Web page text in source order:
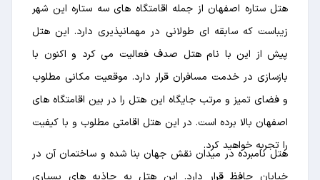
هتل ستاره اصفهان از جمله اقامتگاه های سه ستاره این شهر
زیباست که سابقه ای طولانی در مهمانپذیری دارد. این هتل
پیش از این با نام هتل صدف فعالیت می کرد و اکنون با
بازسازی در خدمت مسافران قرار دارد. موقعیت مکانی مطلوب
و فضای تمیز و مرتب جایگاه این هتل را در بین اقامتگاه های
اصفهان بالا برده است. در این هتل اقامتی مطلوب و با کیفیت
را تجربه خواهید کرد.
هتل نامبرده در میدان نقش جهان بنا شده و ساختمان آن در
خیابان حافظ قرار دارد. این هتل به جاذبه های بسیاری